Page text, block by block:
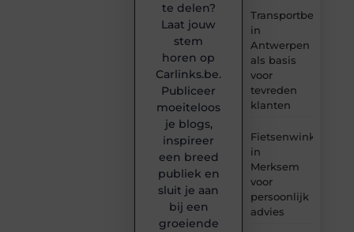
Transportbedrijf
in
Antwerpen
als basis
voor
tevreden
klanten
Fietsenwinkel
in
Merksem
voor
persoonlijk
advies
te delen?
Laat jouw
stem
horen op
Carlinks.be.
Publiceer
moeiteloos
je blogs,
inspireer
een breed
publiek en
sluit je aan
bij een
groeiende